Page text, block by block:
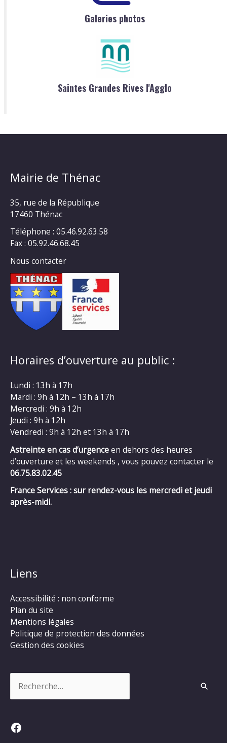
Galeries photos
Saintes Grandes Rives l'Agglo
Mairie de Thénac
35, rue de la République
17460 Thénac
Téléphone : 05.46.92.63.58
Fax : 05.92.46.68.45
Nous contacter
Horaires d’ouverture au public :
Lundi : 13h à 17h
Mardi : 9h à 12h – 13h à 17h
Mercredi : 9h à 12h
Jeudi : 9h à 12h
Vendredi : 9h à 12h et 13h à 17h
Astreinte en cas d’urgenceen dehors des heures
d’ouverture et les weekends , vous pouvez contacter le
06.75.83.02.45
France Services : sur rendez-vous les mercredi et jeudi
après-midi.
Liens
Accessibilité : non conforme
Plan du site
Mentions légales
Politique de protection des données
Gestion des cookies
Facebook